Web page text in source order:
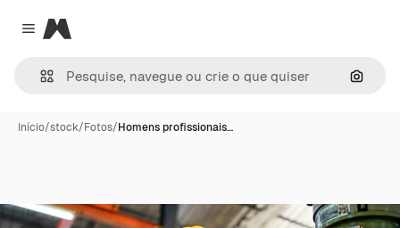
Close menu
Magnific
Início/stock/Fotos/Homens profissionais…